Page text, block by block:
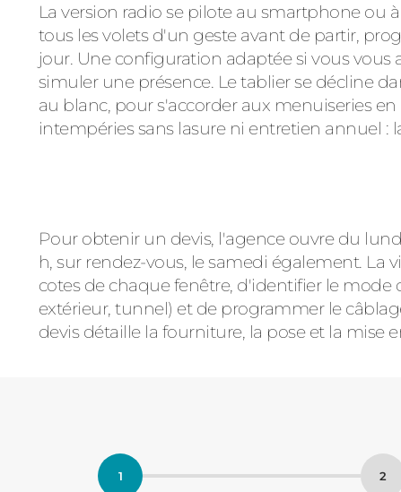
La version radio se pilote au smartphone ou
tous les volets d'un geste avant de partir,
jour. Une configuration adaptée si vous vous
simuler une présence. Le tablier se décline
au blanc, pour s'accorder aux menuiseries
intempéries sans lasure ni entretien annuel :
Pour obtenir un devis, l'agence ouvre du
h, sur rendez-vous, le samedi également. La
cotes de chaque fenêtre, d'identifier le mode
extérieur, tunnel) et de programmer le
devis détaille la fourniture, la pose et la mise